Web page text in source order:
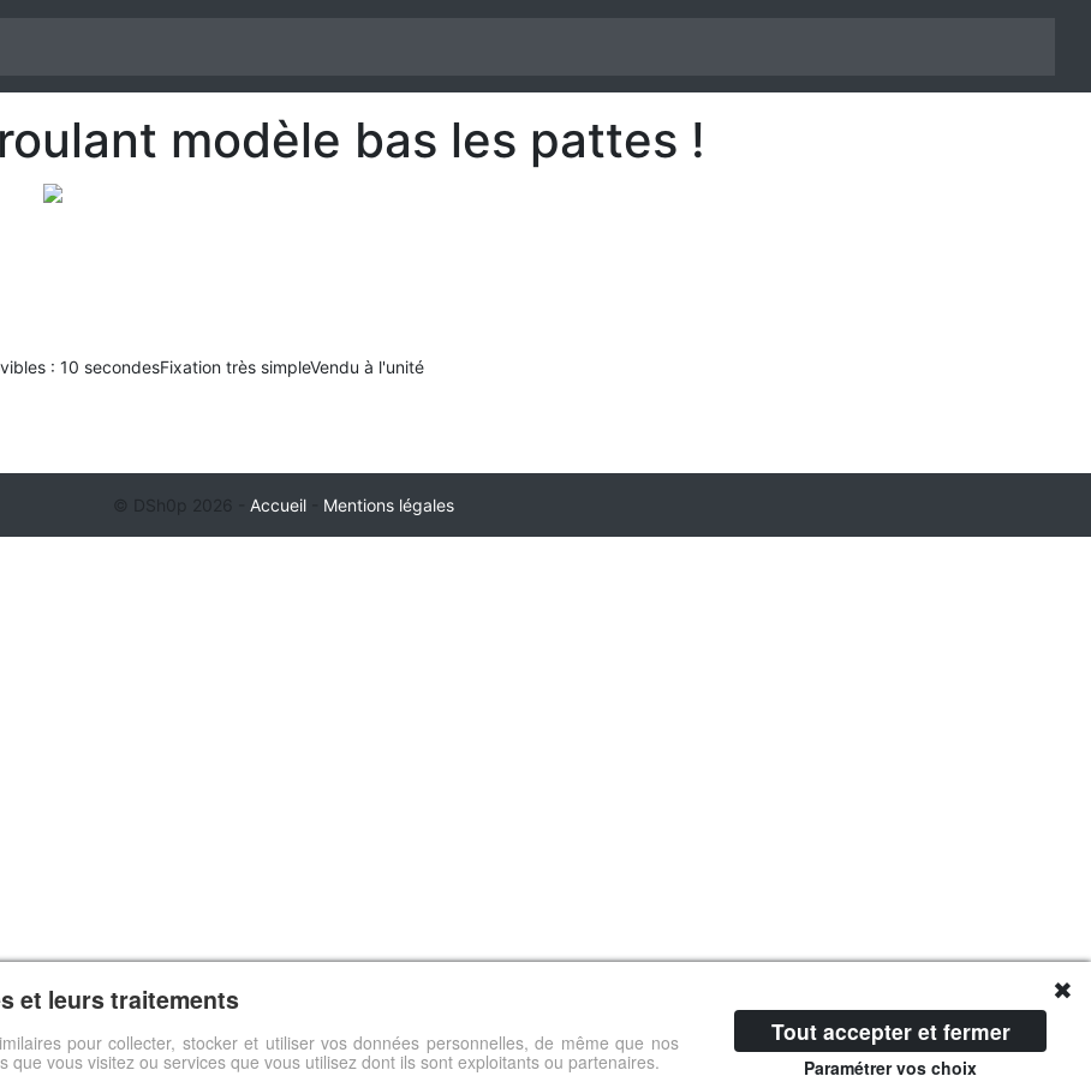
modèle bas les pattes !
: 10 secondesFixation très simpleVendu à l'unité
© DSh0p 2026 - Accueil Mentions légales
✖
et leurs traitements
pour collecter, stocker et utiliser vos données personnelles, de même que nos
vous visitez ou services que vous utilisez dont ils sont exploitants ou partenaires.
Tout accepter et fermer
Paramétrer vos choix